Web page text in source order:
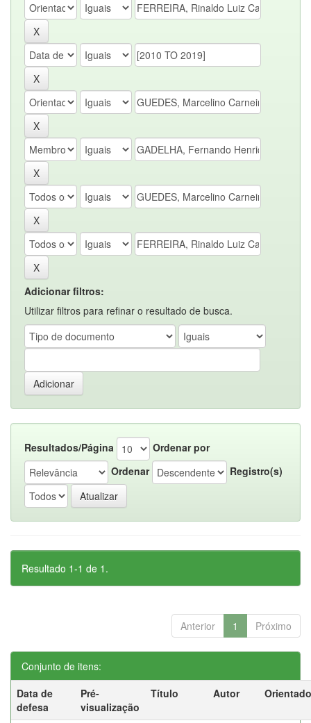
Adicionar filtros:
Utilizar filtros para refinar o resultado de busca.
Resultados/Página
Ordenar por
Ordenar
Registro(s)
Resultado 1-1 de 1.
Anterior 1 Próximo
Conjunto de itens:
Data de
defesa
Pré-
visualização
Título Autor